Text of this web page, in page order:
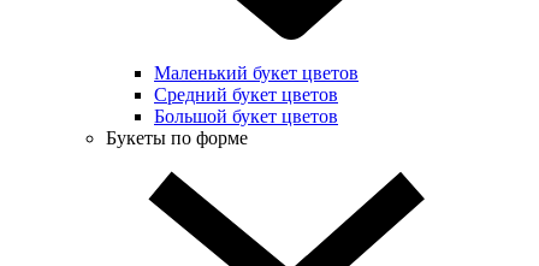
Маленький букет цветов
Средний букет цветов
Большой букет цветов
Букеты по форме